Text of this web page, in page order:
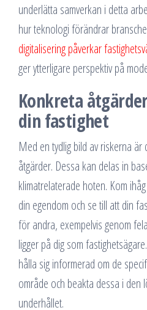
underlätta samverkan i detta
hur teknologi förändrar
digitalisering påverkar
ger ytterligare perspektiv på
Konkreta
din fastighet
Med en tydlig bild av riskerna
åtgärder. Dessa kan delas in
klimatrelaterade hoten. Kom
din egendom och se till att din
för andra, exempelvis genom
ligger på dig som
hålla sig informerad om de
område och beakta dessa i den
underhållet.